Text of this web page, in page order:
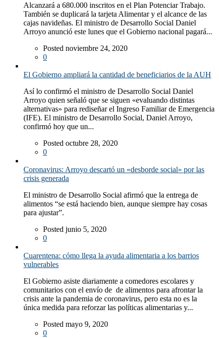
Alcanzará a 680.000 inscritos en el Plan Potenciar Trabajo.
También se duplicará la tarjeta Alimentar y el alcance de las
cajas navideñas. El ministro de Desarrollo Social Daniel
Arroyo anunció este lunes que el Gobierno nacional pagará...
Posted noviembre 24, 2020
0
El Gobierno ampliará la cantidad de beneficiarios de la AUH
Así lo confirmó el ministro de Desarrollo Social Daniel
Arroyo quien señaló que se siguen «evaluando distintas
alternativas» para rediseñar el Ingreso Familiar de Emergencia
(IFE). El ministro de Desarrollo Social, Daniel Arroyo,
confirmó hoy que un...
Posted octubre 28, 2020
0
Coronavirus: Arroyo descartó un «desborde social» por las
crisis generada
El ministro de Desarrollo Social afirmó que la entrega de
alimentos “se está haciendo bien, aunque siempre hay cosas
para ajustar”.
Posted junio 5, 2020
0
Cuarentena: cómo llega la ayuda alimentaria a los barrios
vulnerables
El Gobierno asiste diariamente a comedores escolares y
comunitarios con el envío de de alimentos para afrontar la
crisis ante la pandemia de coronavirus, pero esta no es la
única medida para reforzar las políticas alimentarias y...
Posted mayo 9, 2020
0